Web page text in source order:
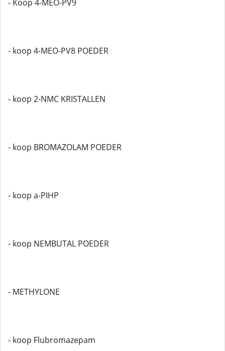
- Koop 4-MEO-PV9
- koop 4-MEO-PV8 POEDER
- koop 2-NMC KRISTALLEN
- koop BROMAZOLAM POEDER
- koop a-PIHP
- koop NEMBUTAL POEDER
- METHYLONE
- koop Flubromazepam